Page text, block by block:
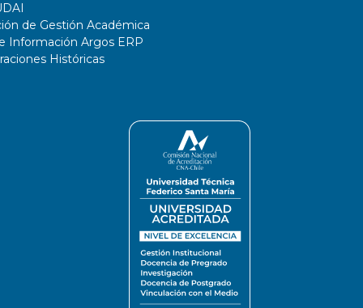
de Gestión Académica
Información Argos ERP
Históricas